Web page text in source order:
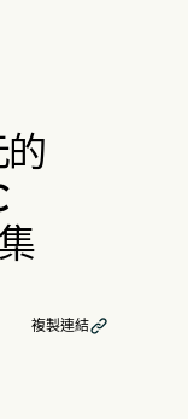
複製連結